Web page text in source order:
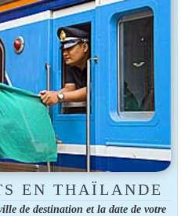
EN THAÏLANDE
de destination et la date de votre